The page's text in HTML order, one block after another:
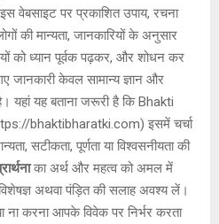
वेबसाइट पर प्रकाशित उपाय, रचना
की मान्यता, जानकारियों के अनुसार
को ध्यान पूर्वक पढ़कर, और शोधन कर
जानकारी केवल सामान्य ज्ञान और
यहां यह बताना जरूरी है कि Bhakti
bhaktibharatki.com) इसमें चर्चा
सटीकता, पूर्णता या विश्वसनीयता की
का अर्थ और महत्व को अमल में
अथवा पंड़ित की सलाह अवश्य लें।
ना करना आपके विवेक पर निर्भर करता